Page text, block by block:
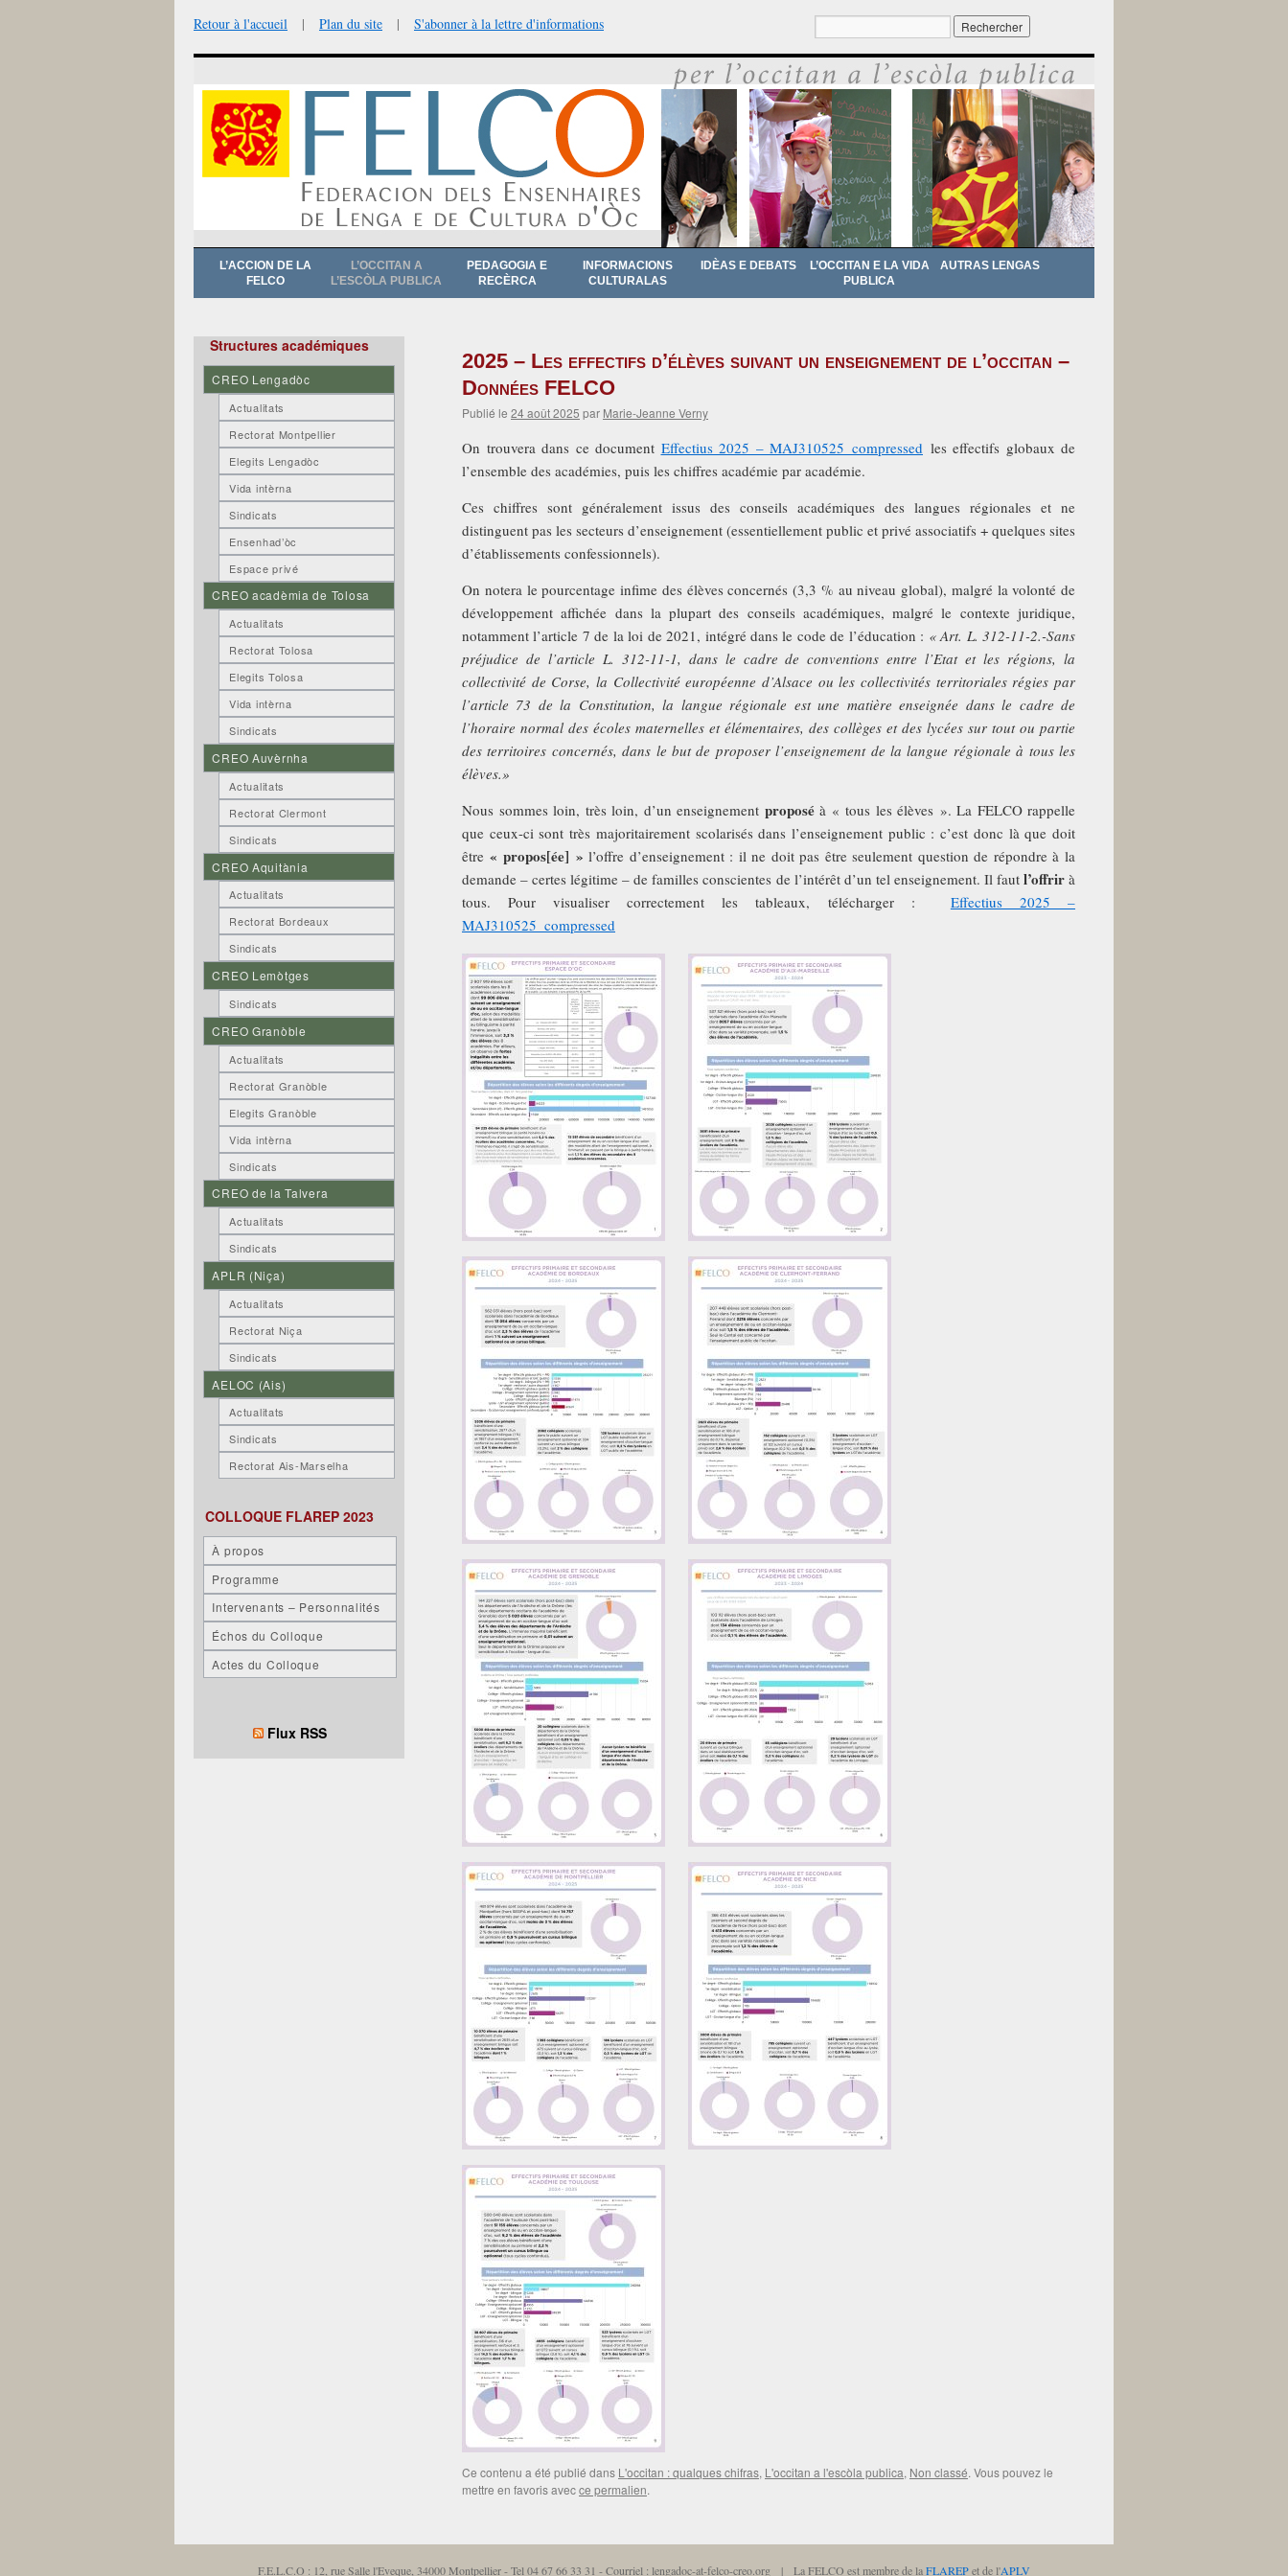
Retour à l'accueil | Plan du site | S'abonner à la lettre d'informations
contenu
L’ACCION DE LA
FELCO
L’OCCITAN A
L’ESCÒLA PUBLICA
PEDAGOGIA E
RECÈRCA
INFORMACIONS
CULTURALAS
IDÈAS E DEBATS
L’OCCITAN E LA VIDA
PUBLICA
AUTRAS LENGAS
2025 – Les effectifs d’élèves suivant un enseignement de l’occitan –
Données FELCO
Publié le 24 août 2025 par Marie-Jeanne Verny
On trouvera dans ce document Effectius 2025 – MAJ310525_compressed les effectifs globaux de
l’ensemble des académies, puis les chiffres académie par académie.
Ces chiffres sont généralement issus des conseils académiques des langues régionales et ne
distinguent pas les secteurs d’enseignement (essentiellement public et privé associatifs + quelques sites
d’établissements confessionnels).
On notera le pourcentage infime des élèves concernés (3,3 % au niveau global), malgré la volonté de
développement affichée dans la plupart des conseils académiques, malgré le contexte juridique,
notamment l’article 7 de la loi de 2021, intégré dans le code de l’éducation : « Art. L. 312-11-2.-Sans
préjudice de l’article L. 312-11-1, dans le cadre de conventions entre l’Etat et les régions, la
collectivité de Corse, la Collectivité européenne d’Alsace ou les collectivités territoriales régies par
l’article 73 de la Constitution, la langue régionale est une matière enseignée dans le cadre de
l’horaire normal des écoles maternelles et élémentaires, des collèges et des lycées sur tout ou partie
des territoires concernés, dans le but de proposer l’enseignement de la langue régionale à tous les
élèves.»
Nous sommes loin, très loin, d’un enseignement proposéà « tous les élèves ». La FELCO rappelle
que ceux-ci sont très majoritairement scolarisés dans l’enseignement public : c’est donc là que doit
être « propos[ée] » l’offre d’enseignement : il ne doit pas être seulement question de répondre à la
demande – certes légitime – de familles conscientes de l’intérêt d’un tel enseignement. Il faut l’offrirà
tous. Pour visualiser correctement les tableaux, télécharger : Effectius 2025 –
MAJ310525_compressed
Ce contenu a été publié dans L'occitan : qualques chifras, L'occitan a l'escòla publica, Non classé. Vous pouvez le
mettre en favoris avecce permalien.
Structures académiques
CREO Lengadòc
Actualitats
Rectorat Montpellier
Elegits Lengadòc
Vida intèrna
Sindicats
Ensenhad’òc
Espace privé
CREO acadèmia de Tolosa
Actualitats
Rectorat Tolosa
Elegits Tolosa
Vida intèrna
Sindicats
CREO Auvèrnha
Actualitats
Rectorat Clermont
Sindicats
CREO Aquitània
Actualitats
Rectorat Bordeaux
Sindicats
CREO Lemòtges
Sindicats
CREO Granòble
Actualitats
Rectorat Granòble
Elegits Granòble
Vida intèrna
Sindicats
CREO de la Talvera
Actualitats
Sindicats
APLR (Niça)
Actualitats
Rectorat Niça
Sindicats
AELOC (Ais)
Actualitats
Sindicats
Rectorat Ais-Marselha
COLLOQUE FLAREP 2023
À propos
Programme
Intervenants – Personnalités
Échos du Colloque
Actes du Colloque
Flux RSS
F.E.L.C.O : 12, rue Salle l'Eveque, 34000 Montpellier - Tel 04 67 66 33 31 - Courriel : lengadoc-at-felco-creo.org | La FELCO est membre de laFLAREPet de l'APLV